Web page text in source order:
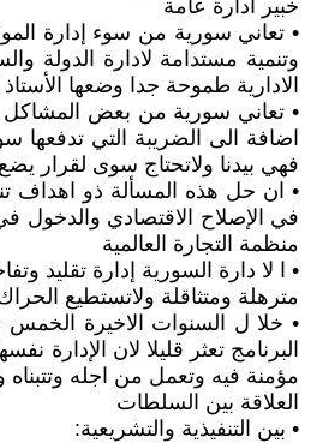
خبير ادارة عامة
• تعاني سورية من سوء إدارة
وتنمية مستدامة لادارة الدولة
الادارية طموحة جدا وضعها
• تعاني سورية من بعض المشاكل
اضافة الى الضريبة التي تدفعها
فهي بيدنا ولاتحتاج سوى لقرار
• ان حل هذه المسألة ذو اهداف
في الإصلاح الاقتصادي والدخول
منظمة التجارة العالمية
• ا لا دارة السورية إدارة تقليد
مترهلة ومتثاقلة ولاتستطيع
البرنامج تعثر قليلا لان
مؤمنة فيه وتعمل من اجله وتتبناه
العلاقة بين السلطات
• بين التنفيذية والتشريعية: